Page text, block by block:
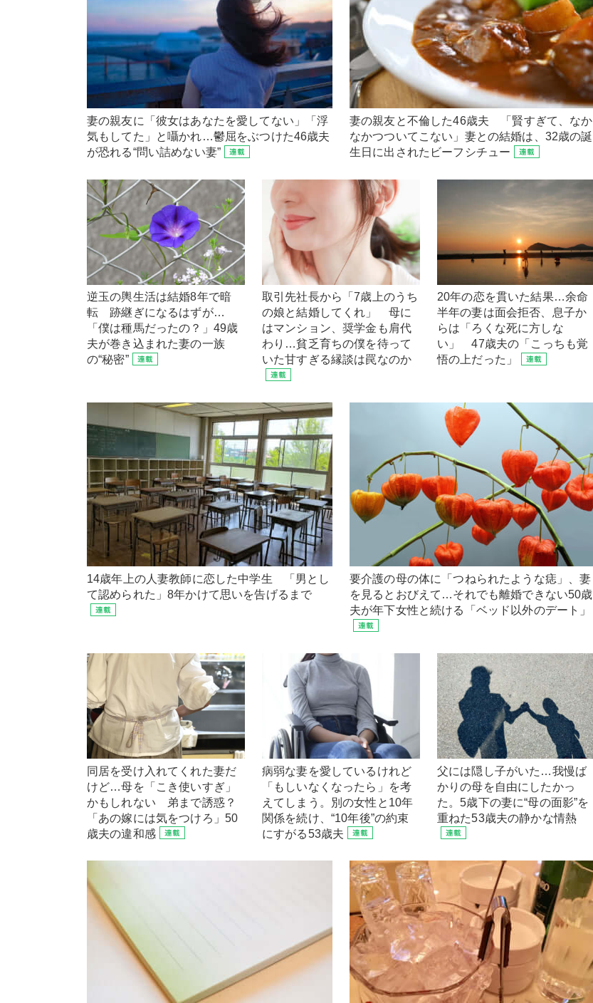
妻の親友に「彼女はあなたを愛してない」「浮
気もしてた」と囁かれ…鬱屈をぶつけた46歳夫
が恐れる“問い詰めない妻”
妻の親友と不倫した46歳夫 「賢すぎて、なか
なかつついてこない」妻との結婚は、32歳の誕
生日に出されたビーフシチュー
逆玉の輿生活は結婚8年で暗
転 跡継ぎになるはずが…
「僕は種馬だったの？」49歳
夫が巻き込まれた妻の一族
の“秘密”
取引先社長から「7歳上のうち
の娘と結婚してくれ」 母に
はマンション、奨学金も肩代
わり…貧乏育ちの僕を待って
いた甘すぎる縁談は罠なのか
20年の恋を貫いた結果…余命
半年の妻は面会拒否、息子か
らは「ろくな死に方しな
い」 47歳夫の「こっちも覚
悟の上だった」
14歳年上の人妻教師に恋した中学生 「男とし
て認められた」8年かけて思いを告げるまで
要介護の母の体に「つねられたような痣」、妻
を見るとおびえて…それでも離婚できない50歳
夫が年下女性と続ける「ベッド以外のデート」
同居を受け入れてくれた妻だ
けど…母を「こき使いすぎ」
かもしれない 弟まで誘惑？
「あの嫁には気をつけろ」50
歳夫の違和感
病弱な妻を愛しているけれど
「もしいなくなったら」を考
えてしまう。別の女性と10年
関係を続け、“10年後”の約束
にすがる53歳夫
父には隠し子がいた…我慢ば
かりの母を自由にしたかっ
た。5歳下の妻に“母の面影”を
重ねた53歳夫の静かな情熱